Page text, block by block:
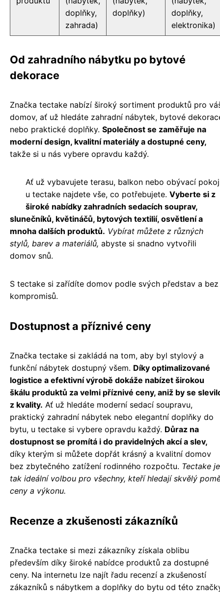
doplňky,
zahrada)
doplňky)
doplňky,
elektronika)
Od zahradního nábytku po bytové
dekorace
Značka tectake nabízí široký sortiment produktů pro
domov, ať už hledáte zahradní nábytek, bytové
nebo praktické doplňky. Společnost se zaměřuje na
moderní design, kvalitní materiály a dostupné ceny,
takže si u nás vybere opravdu každý.
Ať už vybavujete terasu, balkon nebo obývací
u tectake najdete vše, co potřebujete. Vyberte si z
široké nabídky zahradních sedacích souprav,
slunečníků, květináčů, bytových textilií, osvětlení a
mnoha dalších produktů. Vybírat můžete z různých
stylů, barev a materiálů, abyste si snadno vytvořili
domov snů.
S tectake si zařídíte domov podle svých představ a bez
kompromisů.
Dostupnost a příznivé ceny
Značka tectake si zakládá na tom, aby byl stylový a
funkční nábytek dostupný všem. Díky optimalizované
logistice a efektivní výrobě dokáže nabízet širokou
škálu produktů za velmi příznivé ceny, aniž by se
z kvality. Ať už hledáte moderní sedací soupravu,
praktický zahradní nábytek nebo elegantní doplňky do
bytu, u tectake si vybere opravdu každý. Důraz na
dostupnost se promítá i do pravidelných akcí a slev,
díky kterým si můžete dopřát krásný a kvalitní domov
bez zbytečného zatížení rodinného rozpočtu. Tectake je
tak ideální volbou pro všechny, kteří hledají skvělý
ceny a výkonu.
Recenze a zkušenosti zákazníků
Značka tectake si mezi zákazníky získala oblibu
především díky široké nabídce produktů za dostupné
ceny. Na internetu lze najít řadu recenzí a zkušeností
zákazníků s nábytkem a doplňky do bytu od této